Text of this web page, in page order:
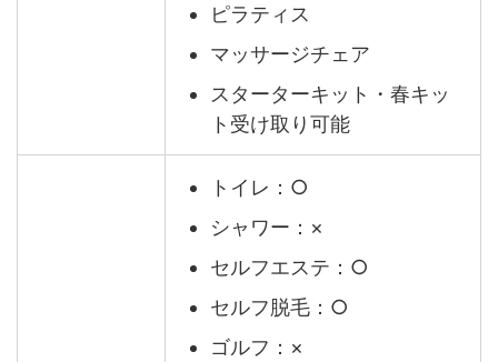
ピラティス
マッサージチェア
スターターキット・春キッ
ト受け取り可能
トイレ：○
シャワー：×
セルフエステ：○
セルフ脱毛：○
ゴルフ：×